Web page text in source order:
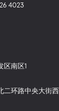
4023
区南区1
二环路中央大街